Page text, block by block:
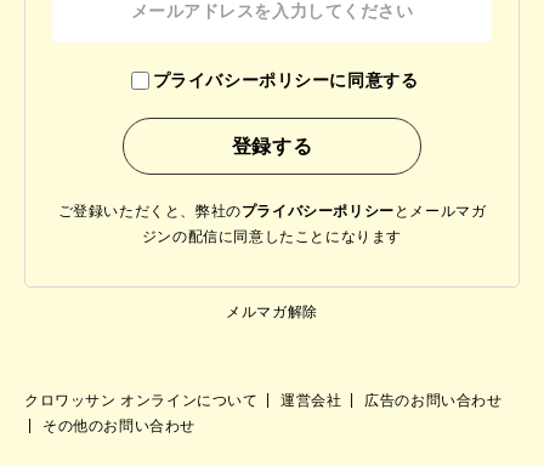
プライバシーポリシーに同意する
ご登録いただくと、弊社のプライバシーポリシー と メールマガ
ジンの配信に同意したことになります
メルマガ解除
クロワッサン オンラインについて 運営会社
広告のお問い合わせ
その他のお問い合わせ